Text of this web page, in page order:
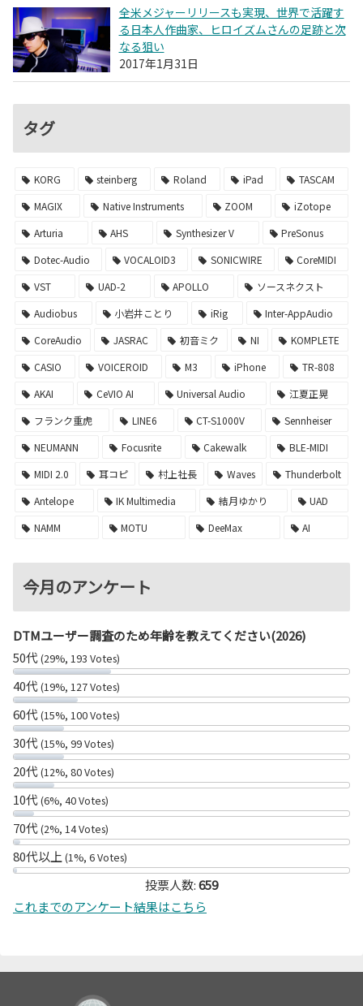
全米メジャーリリースも実現、世界で活躍す
る日本人作曲家、ヒロイズムさんの足跡と次
なる狙い
2017年1月31日
タグ
KORG steinberg Roland iPad
TASCAM
MAGIX
Native Instruments ZOOM
iZotope
Arturia
AHS Synthesizer V
PreSonus
Dotec-Audio
VOCALOID3 SONICWIRE
CoreMIDI
VST
UAD-2 APOLLO
ソースネクスト
Audiobus
小岩井ことり iRig
Inter-AppAudio
CoreAudio
JASRAC 初音ミク NI
KOMPLETE
CASIO
VOICEROID M3 iPhone
TR-808
AKAI
CeVIO AI Universal Audio
江夏正晃
フランク重虎
LINE6 CT-S1000V
Sennheiser
NEUMANN
Focusrite Cakewalk
BLE-MIDI
MIDI 2.0
耳コピ 村上社長 Waves
Thunderbolt
Antelope
IK Multimedia 結月ゆかり
UAD
NAMM
MOTU DeeMax AI
今月のアンケート
DTMユーザー調査のため年齢を教えてください(2026)
50代(29%, 193 Votes)
40代(19%, 127 Votes)
60代(15%, 100 Votes)
30代(15%, 99 Votes)
20代(12%, 80 Votes)
10代(6%, 40 Votes)
70代(2%, 14 Votes)
80代以上 (1%, 6 Votes)
投票人数:659
これまでのアンケート結果はこちら